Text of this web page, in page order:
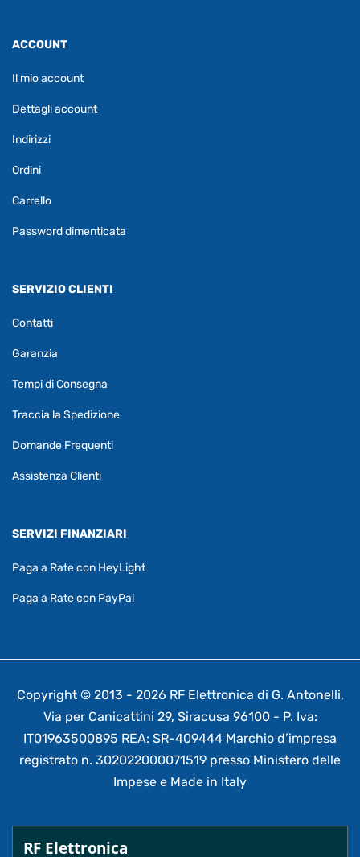
ACCOUNT
Il mio account
Dettagli account
Indirizzi
Ordini
Carrello
Password dimenticata
SERVIZIO CLIENTI
Contatti
Garanzia
Tempi di Consegna
Traccia la Spedizione
Domande Frequenti
Assistenza Clienti
SERVIZI FINANZIARI
Paga a Rate con HeyLight
Paga a Rate con PayPal
Copyright © 2013 - 2026 RF Elettronica di G. Antonelli,
Via per Canicattini 29, Siracusa 96100 - P. Iva:
IT01963500895 REA: SR-409444 Marchio d’impresa
registrato n. 302022000071519 presso Ministero delle
Impese e Made in Italy
RF Elettronica